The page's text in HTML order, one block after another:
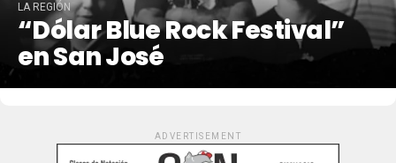
LA REGIÓN
“Dólar Blue Rock Festival”
en San José
ADVERTISEMENT